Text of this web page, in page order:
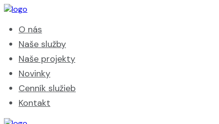
O nás
Naše služby
Naše projekty
Novinky
Cenník služieb
Kontakt